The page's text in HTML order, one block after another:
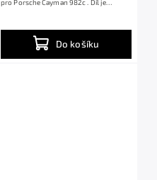
Do košíku
pro Porsche Cayman 982c . Díl je